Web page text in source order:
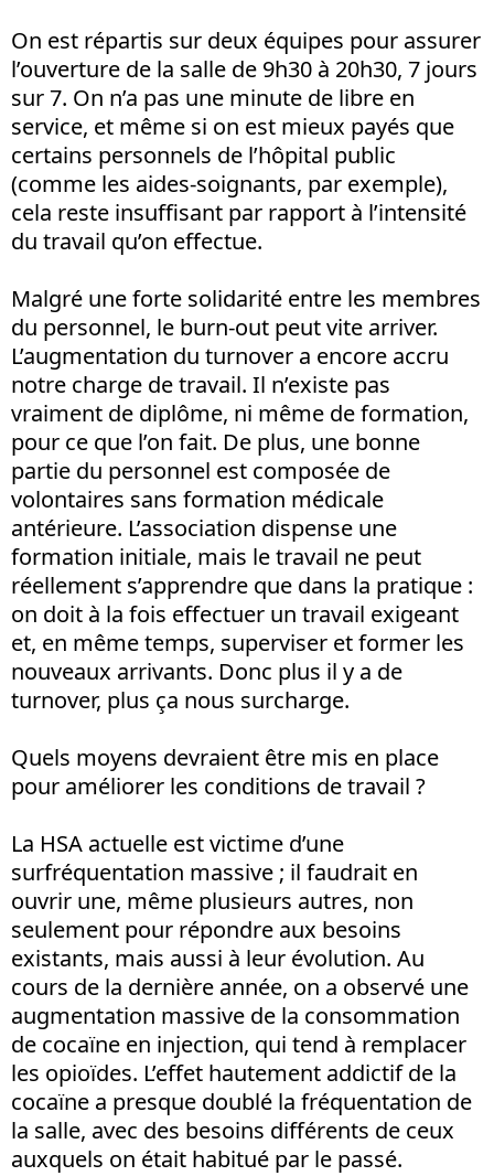
On est répartis sur deux équipes pour assurer
l’ouverture de la salle de 9h30 à 20h30, 7 jours
sur 7. On n’a pas une minute de libre en
service, et même si on est mieux payés que
certains personnels de l’hôpital public
(comme les aides-soignants, par exemple),
cela reste insuffisant par rapport à l’intensité
du travail qu’on effectue.
Malgré une forte solidarité entre les membres
du personnel, le burn-out peut vite arriver.
L’augmentation du turnover a encore accru
notre charge de travail. Il n’existe pas
vraiment de diplôme, ni même de formation,
pour ce que l’on fait. De plus, une bonne
partie du personnel est composée de
volontaires sans formation médicale
antérieure. L’association dispense une
formation initiale, mais le travail ne peut
réellement s’apprendre que dans la pratique :
on doit à la fois effectuer un travail exigeant
et, en même temps, superviser et former les
nouveaux arrivants. Donc plus il y a de
turnover, plus ça nous surcharge.
Quels moyens devraient être mis en place
pour améliorer les conditions de travail ?
La HSA actuelle est victime d’une
surfréquentation massive ; il faudrait en
ouvrir une, même plusieurs autres, non
seulement pour répondre aux besoins
existants, mais aussi à leur évolution. Au
cours de la dernière année, on a observé une
augmentation massive de la consommation
de cocaïne en injection, qui tend à remplacer
les opioïdes. L’effet hautement addictif de la
cocaïne a presque doublé la fréquentation de
la salle, avec des besoins différents de ceux
auxquels on était habitué par le passé.